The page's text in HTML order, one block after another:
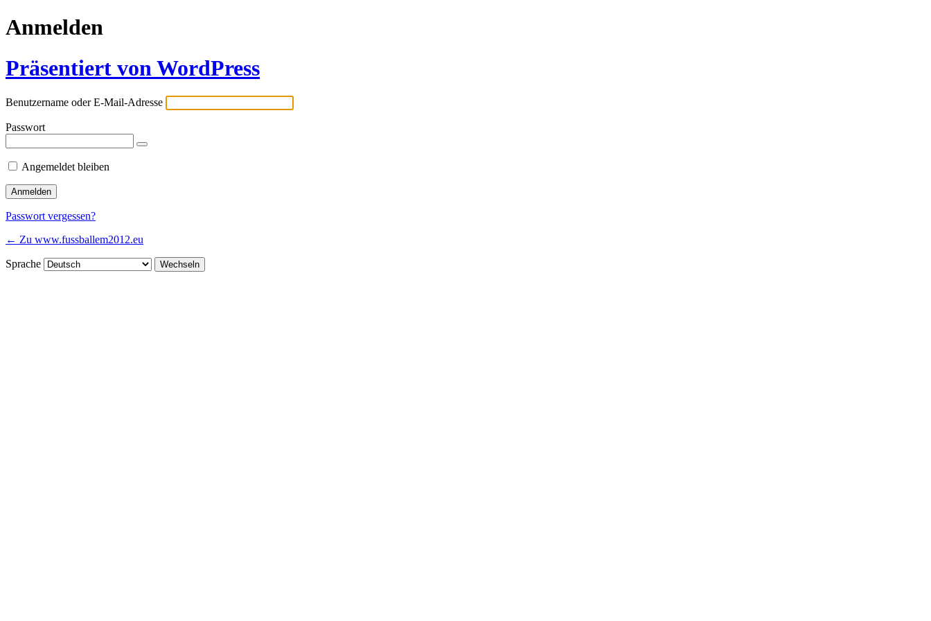
Anmelden
Präsentiert von WordPress
Benutzername oder E-Mail-Adresse
Passwort
Angemeldet bleiben
Passwort vergessen?
← Zu www.fussballem2012.eu
Sprache